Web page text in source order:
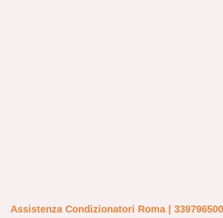
Assistenza Condizionatori Roma |